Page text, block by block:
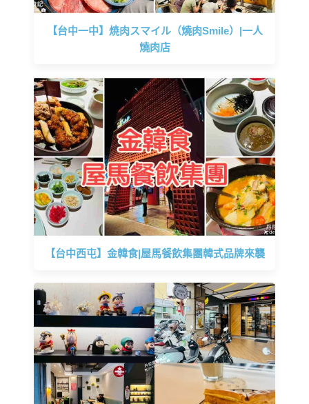
【台中一中】焼肉スマイル（燒肉Smile）|一人
燒肉店
【台中西屯】金韓食|屋馬餐飲集團韓式品牌來襲